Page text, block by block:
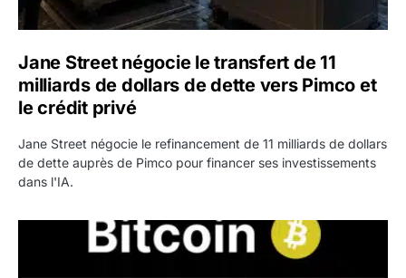
Jane Street négocie le transfert de 11
milliards de dollars de dette vers Pimco et
le crédit privé
Jane Street négocie le refinancement de 11 milliards de dollars
de dette auprès de Pimco pour financer ses investissements
dans l'IA.
Bitcoin stagne à 64 000 dollars pendant que les